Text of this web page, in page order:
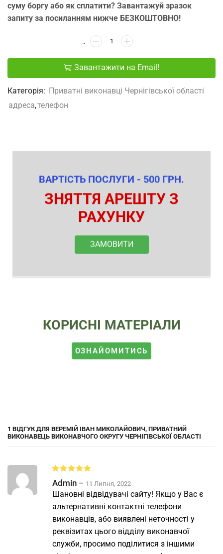
суму боргу або як сплатити? Завантажуй зразок
запиту за посиланням нижче БЕЗКОШТОВНО!
Завантажити на Email!
Категорія: Приватні виконавці Чернігівської області
адреса,телефон
ВАРТІСТЬ ПОСЛУГИ - 500 ГРН.
ЗНЯТТЯ АРЕШТУ З
РАХУНКУ
ЗАМОВИТИ
КОРИСНІ МАТЕРІАЛИ
ОЗНАЙОМИТИСЬ
1 ВІДГУК ДЛЯ ВЕРЕМІЙ ІВАН МИКОЛАЙОВИЧ, ПРИВАТНИЙ
ВИКОНАВЕЦЬ ВИКОНАВЧОГО ОКРУГУ ЧЕРНІГІВСЬКОЇ ОБЛАСТІ
Admin – 11 Липня, 2022
Шановні відвідувачі сайту! Якщо у Вас є
альтернативні контактні телефони
виконавців, або виявлені неточності у
реквізитах цього відділу виконавчої
служби, просимо поділитися з іншими